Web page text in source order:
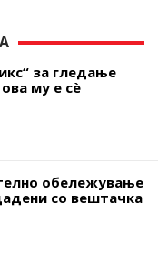
за гледање
му е сѐ
обележување
со вештачка